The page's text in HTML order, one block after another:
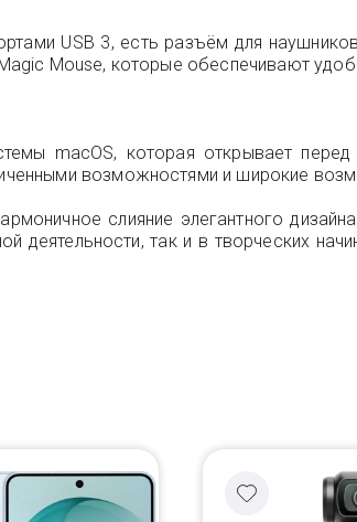
USB 3, есть разъём для
Mouse, которые обеспечивают
macOS, которая открывает
возможностями и широкие
слияние элегантного
так и в творческих